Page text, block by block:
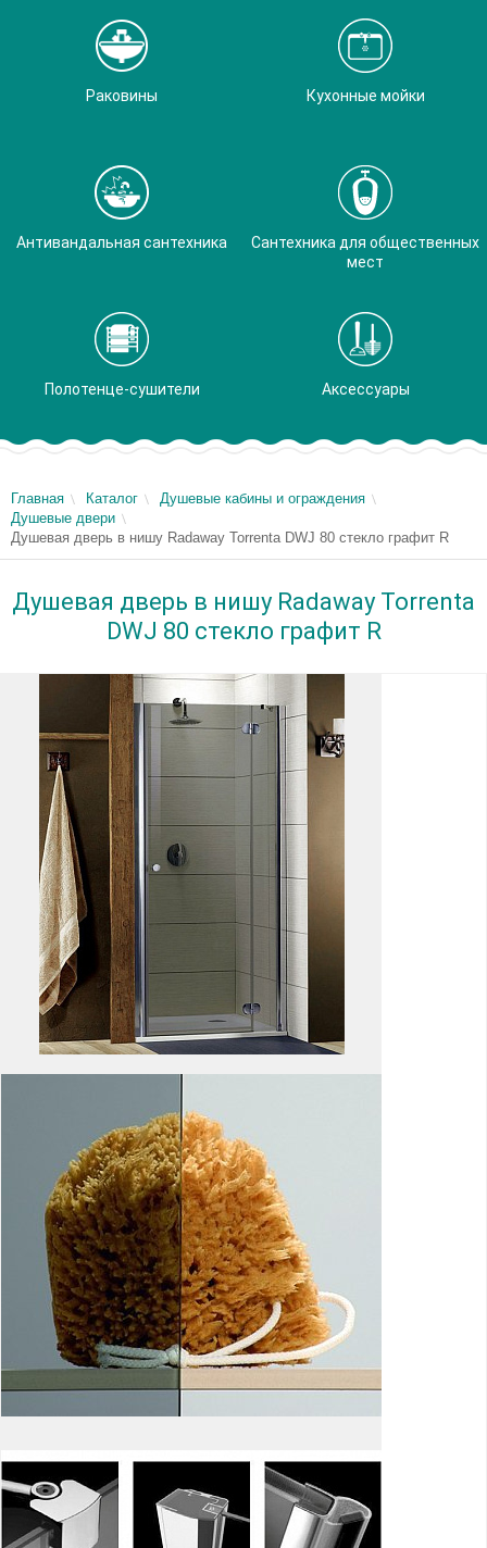
Раковины Кухонные мойки
Антивандальная сантехника
Сантехника для общественных
мест
Полотенце-сушители Аксессуары
Главная Каталог
Душевые кабины и ограждения
Душевые двери
Душевая дверь в нишу Radaway Torrenta DWJ 80 стекло графит R
Душевая дверь в нишу Radaway Torrenta
DWJ 80 стекло графит R